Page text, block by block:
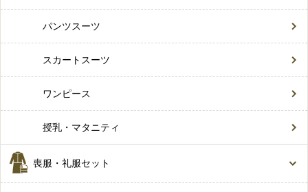
パンツスーツ
スカートスーツ
ワンピース
授乳・マタニティ
喪服・礼服セット